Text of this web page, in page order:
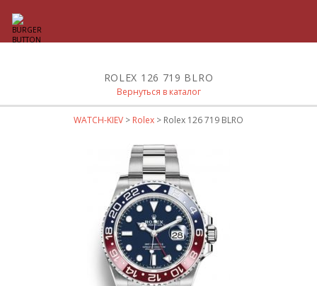
ROLEX 126 719 BLRO
Вернуться в каталог
WATCH-KIEV > Rolex > Rolex 126 719 BLRO